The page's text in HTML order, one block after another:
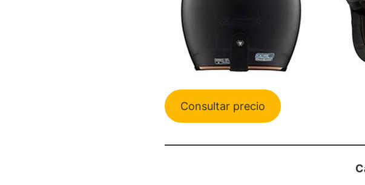
Consultar precio